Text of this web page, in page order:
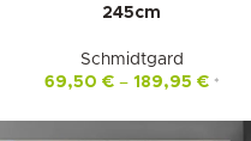
245cm
Schmidtgard
69,50 €– 189,95 € *